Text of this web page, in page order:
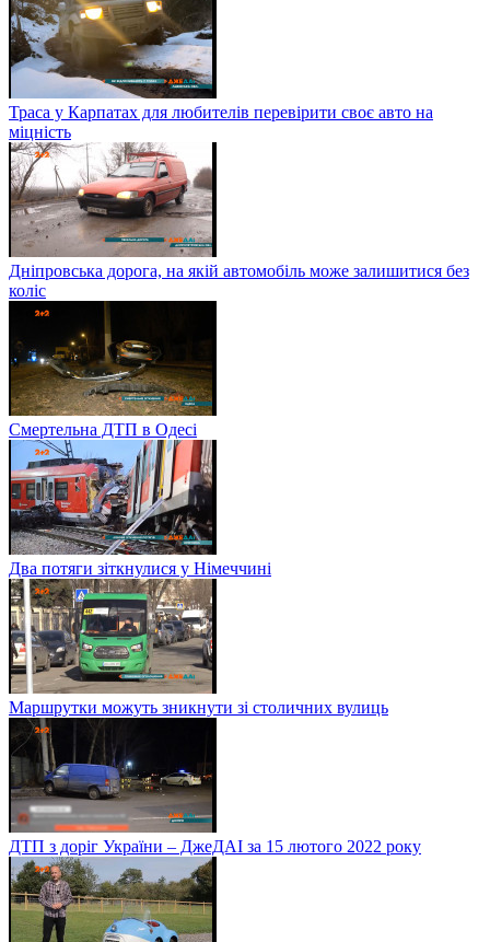
Траса у Карпатах для любителів перевірити своє авто на
міцність
Дніпровська дорога, на якій автомобіль може залишитися без
коліс
Смертельна ДТП в Одесі
Два потяги зіткнулися у Німеччині
Маршрутки можуть зникнути зі столичних вулиць
ДТП з доріг України – ДжеДАІ за 15 лютого 2022 року